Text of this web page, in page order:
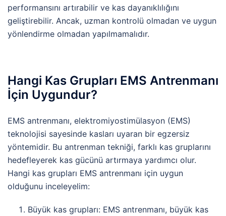
performansını artırabilir ve kas dayanıklılığını
geliştirebilir. Ancak, uzman kontrolü olmadan ve uygun
yönlendirme olmadan yapılmamalıdır.
Hangi Kas Grupları EMS Antrenmanı
İçin Uygundur?
EMS antrenmanı, elektromiyostimülasyon (EMS)
teknolojisi sayesinde kasları uyaran bir egzersiz
yöntemidir. Bu antrenman tekniği, farklı kas gruplarını
hedefleyerek kas gücünü artırmaya yardımcı olur.
Hangi kas grupları EMS antrenmanı için uygun
olduğunu inceleyelim:
Büyük kas grupları: EMS antrenmanı, büyük kas